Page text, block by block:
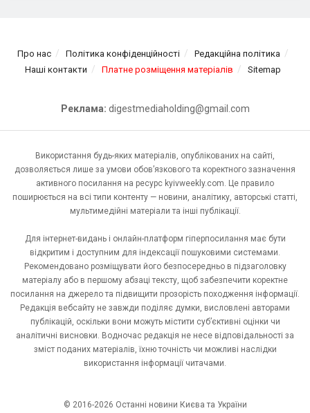
Про нас Політика конфіденційності
Редакційна політика
Наші контакти
Платне розміщення матеріалів Sitemap
Реклама: digestmediaholding@gmail.com
Використання будь-яких матеріалів, опублікованих на сайті,
дозволяється лише за умови обов’язкового та коректного зазначення
активного посилання на ресурс kyivweekly.com. Це правило
поширюється на всі типи контенту — новини, аналітику, авторські статті,
мультимедійні матеріали та інші публікації.
Для інтернет-видань і онлайн-платформ гіперпосилання має бути
відкритим і доступним для індексації пошуковими системами.
Рекомендовано розміщувати його безпосередньо в підзаголовку
матеріалу або в першому абзаці тексту, щоб забезпечити коректне
посилання на джерело та підвищити прозорість походження інформації.
Редакція вебсайту не завжди поділяє думки, висловлені авторами
публікацій, оскільки вони можуть містити суб’єктивні оцінки чи
аналітичні висновки. Водночас редакція не несе відповідальності за
зміст поданих матеріалів, їхню точність чи можливі наслідки
використання інформації читачами.
© 2016-2026 Останні новини Києва та України